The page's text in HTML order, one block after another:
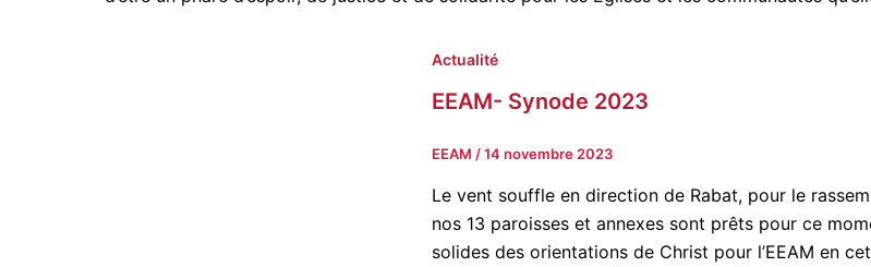
Actualité
EEAM- Synode 2023
EEAM /14 novembre 2023
Le vent souffle en direction de Rabat, pour le
nos 13 paroisses et annexes sont prêts pour ce
solides des orientations de Christ pour l’EEAM en